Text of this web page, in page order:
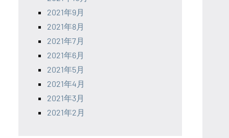
2021年9月
2021年8月
2021年7月
2021年6月
2021年5月
2021年4月
2021年3月
2021年2月